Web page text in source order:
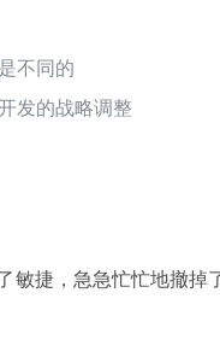
不同的
发的战略调整
敏捷，急急忙忙地撤掉